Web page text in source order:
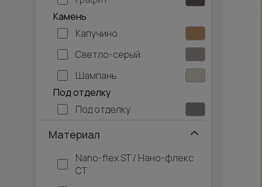
Камень
Капучино
Светло-серый
Шампань
Под отделку
Под отделку
Материал
Nano-flex ST / Нано-флекс
СТ